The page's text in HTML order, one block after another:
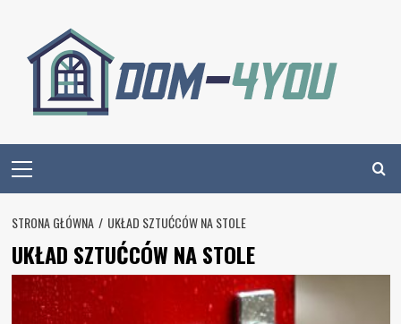
content
Menu
STRONA GŁÓWNA UKŁAD SZTUĆCÓW NA STOLE
UKŁAD SZTUĆCÓW NA STOLE